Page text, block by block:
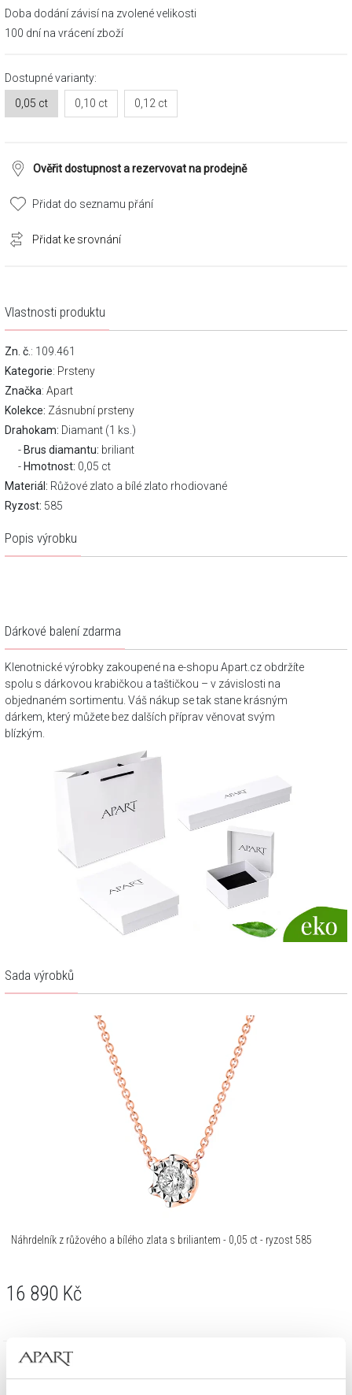
Doba dodání závisí na zvolené velikosti
100 dní na vrácení zboží
Dostupné varianty:
0,05 ct
0,10 ct 0,12 ct
Ověřit dostupnost a rezervovat na prodejně
Přidat do seznamu přání
Přidat ke srovnání
Vlastnosti produktu
Zn. č. : 109.461
Kategorie: Prsteny
Značka: Apart
Kolekce: Zásnubní prsteny
Drahokam: Diamant (1 ks.)
Brus diamantu: briliant
Hmotnost: 0,05 ct
Materiál: Růžové zlato a bílé zlato rhodiované
Ryzost: 585
Popis výrobku
Dárkové balení zdarma
Klenotnické výrobky zakoupené na e-shopu Apart.cz obdržíte
spolu s dárkovou krabičkou a taštičkou – v závislosti na
objednaném sortimentu. Váš nákup se tak stane krásným
dárkem, který můžete bez dalších příprav věnovat svým
blízkým.
Sada výrobků
Náhrdelník z růžového a bílého zlata s briliantem - 0,05 ct - ryzost 585
16 890 Kč